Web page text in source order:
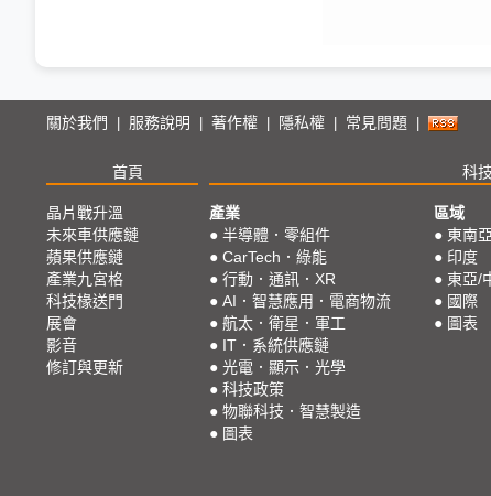
關於我們 服務說明 著作權 隱私權 常見問題
首頁 科
晶片戰升溫
未來車供應鏈
蘋果供應鏈
產業九宮格
科技椽送門
展會
影音
修訂與更新
產業
● 半導體．零組件
● CarTech．綠能
● 行動．通訊．XR
● AI．智慧應用．電商物流
● 航太．衛星．軍工
● IT．系統供應鏈
● 光電．顯示．光學
● 科技政策
● 物聯科技．智慧製造
● 圖表
區域
● 東南亞
● 印度
● 東亞/
● 國際
● 圖表